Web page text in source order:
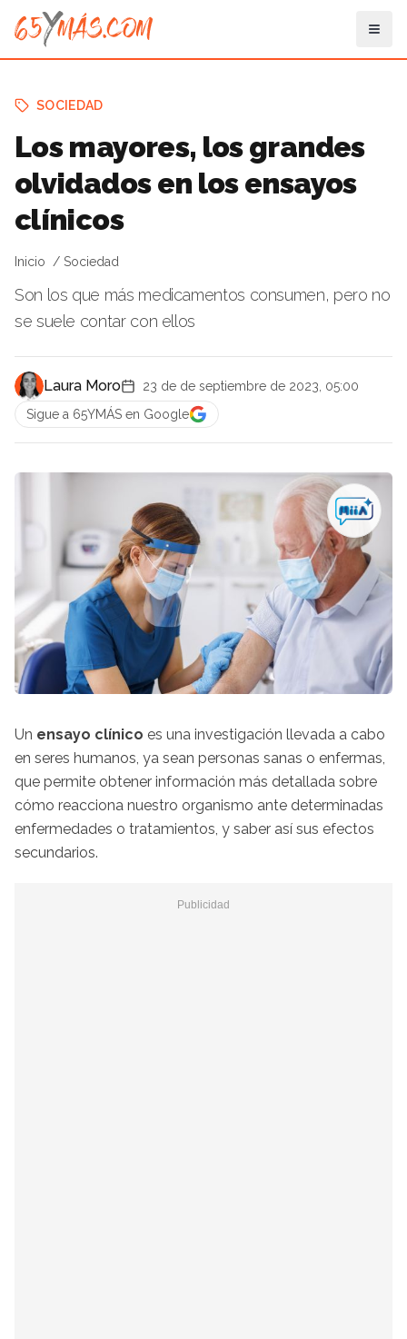
SOCIEDAD
Los mayores, los grandes
olvidados en los ensayos
clínicos
Inicio Sociedad
Son los que más medicamentos consumen, pero no
se suele contar con ellos
Laura Moro
23 de de septiembre de 2023, 05:00
Sigue a 65YMÁS en Google
Un ensayo clínico es una investigación llevada a cabo
en seres humanos, ya sean personas sanas o enfermas,
que permite obtener información más detallada sobre
cómo reacciona nuestro organismo ante determinadas
enfermedades o tratamientos, y saber así sus efectos
secundarios.